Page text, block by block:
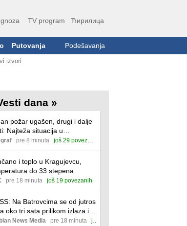
TV program Ћирилица
Putovanja Podešavanja
izvori
dana »
požar ugašen, drugi i dalje
Najteža situacija u
peščari
pre 8 minuta još 29 povezanih
i toplo u Kragujevcu,
do 33 stepena
pre 18 minuta još 19 povezanih
Na Batrovcima se od jutros
oko tri sata prilikom izlaza iz
News Media pre 18 minuta još 13 povezanih